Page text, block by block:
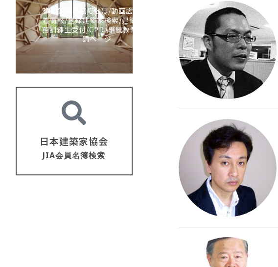
建築家資格制度とは/動画広報/新
着情報/登録建築家検索/建築家実
務訓練生受付/CPD（継続教育）/申
請ページ
日本建築家協会
JIA会員名簿検索